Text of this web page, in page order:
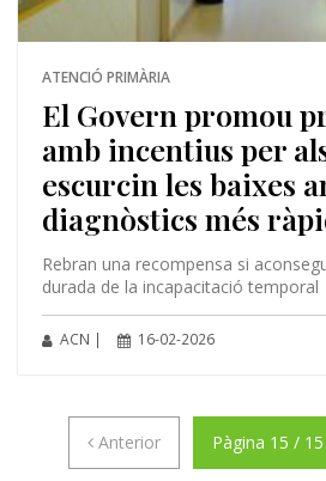
ATENCIÓ PRIMÀRIA
El Govern promou
amb incentius per
escurcin les baixes
diagnòstics més
Rebran una recompensa si
durada de la incapacitació temporal
ACN | 16-02-2026
AnteriorAnteriorPàgina 15 / 15